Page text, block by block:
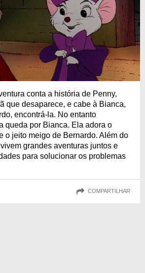
conta a história de Penny,
que desaparece, e cabe à Bianca,
encontrá-la. No entanto
queda por Bianca. Ela adora o
o jeito meigo de Bernardo. Além do
grandes aventuras juntos e
para solucionar os problemas
COMPARTILHAR